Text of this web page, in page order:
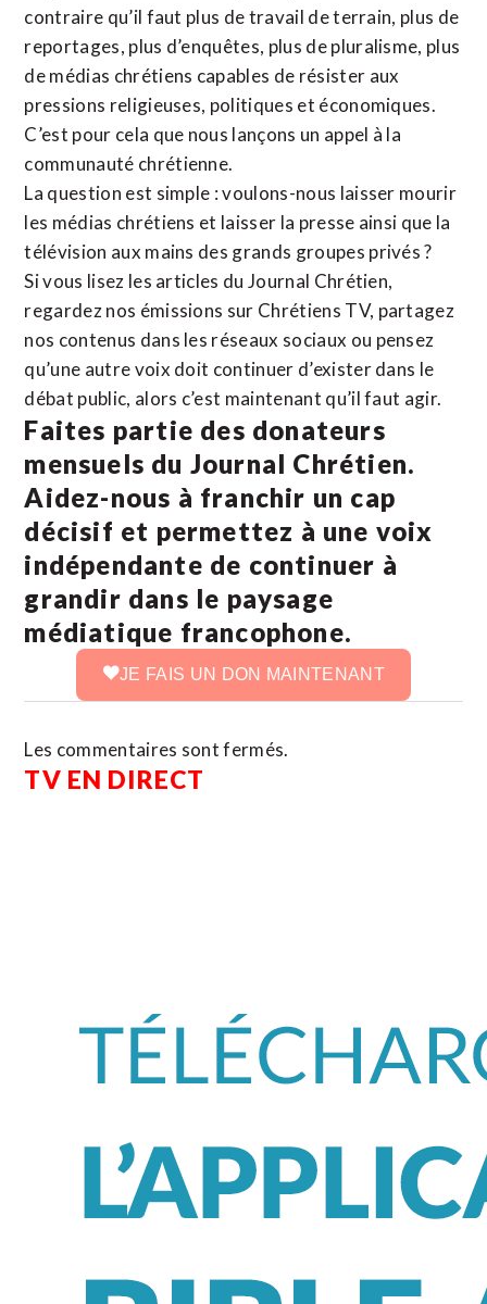
contraire qu’il faut plus de travail de terrain, plus de
reportages, plus d’enquêtes, plus de pluralisme, plus
de médias chrétiens capables de résister aux
pressions religieuses, politiques et économiques.
C’est pour cela que nous lançons un appel à la
communauté chrétienne.
La question est simple : voulons-nous laisser mourir
les médias chrétiens et laisser la presse ainsi que la
télévision aux mains des grands groupes privés ?
Si vous lisez les articles du Journal Chrétien,
regardez nos émissions sur Chrétiens TV, partagez
nos contenus dans les réseaux sociaux ou pensez
qu’une autre voix doit continuer d’exister dans le
débat public, alors c’est maintenant qu’il faut agir.
Faites partie des donateurs
mensuels du Journal Chrétien.
Aidez-nous à franchir un cap
décisif et permettez à une voix
indépendante de continuer à
grandir dans le paysage
médiatique francophone.
JE FAIS UN DON MAINTENANT
Les commentaires sont fermés.
TV EN DIRECT